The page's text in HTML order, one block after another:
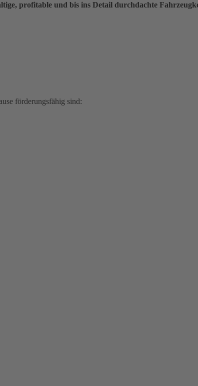
profitable und bis ins Detail durchdachte
förderungsfähig sind: